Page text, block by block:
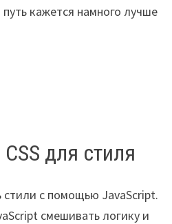
кажется намного лучше
для стиля
стили с помощью JavaScript.
смешивать логику и